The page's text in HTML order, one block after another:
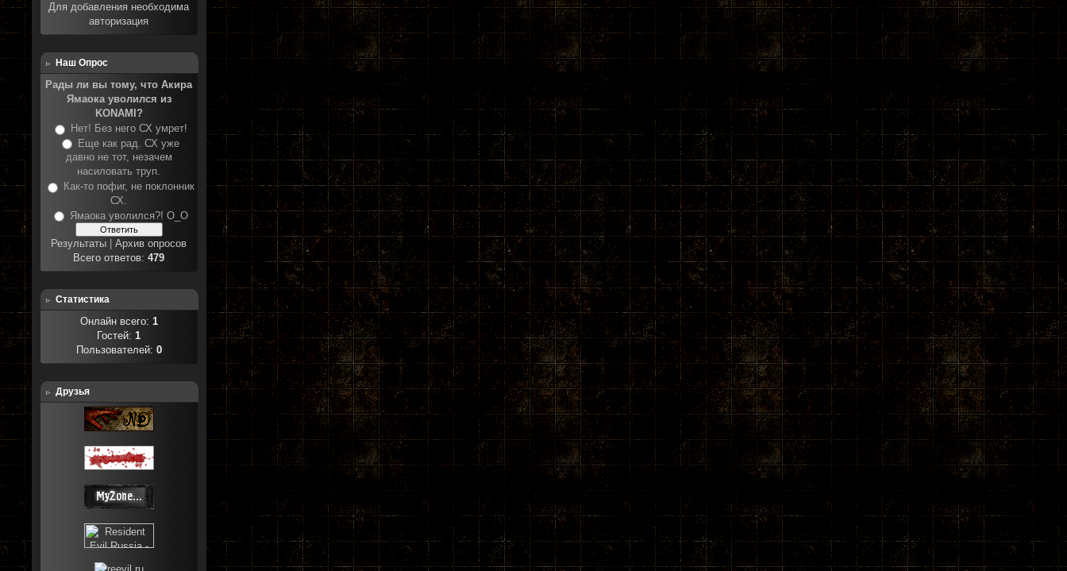
Для добавления необходима
авторизация
Наш Опрос
Рады ли вы тому, что Акира
Ямаока уволился из
KONAMI?
Нет! Без него СХ умрет!
Еще как рад. СХ уже
давно не тот, незачем
насиловать труп.
Как-то пофиг, не поклонник
СХ.
Ямаока уволился?! О_О
Результаты |Архив опросов
Всего ответов:479
Статистика
Онлайн всего: 1
Гостей:1
Пользователей: 0
Друзья